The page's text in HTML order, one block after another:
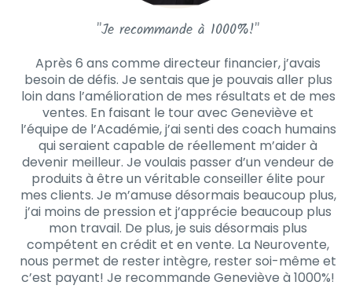
"Je recommande à 1000%!"
Après 6 ans comme directeur financier, j’avais
besoin de défis. Je sentais que je pouvais aller plus
loin dans l’amélioration de mes résultats et de mes
ventes. En faisant le tour avec Geneviève et
l’équipe de l’Académie, j’ai senti des coach humains
qui seraient capable de réellement m’aider à
devenir meilleur. Je voulais passer d’un vendeur de
produits à être un véritable conseiller élite pour
mes clients. Je m’amuse désormais beaucoup plus,
j’ai moins de pression et j’apprécie beaucoup plus
mon travail. De plus, je suis désormais plus
compétent en crédit et en vente. La Neurovente,
nous permet de rester intègre, rester soi-même et
c’est payant! Je recommande Geneviève à 1000%!